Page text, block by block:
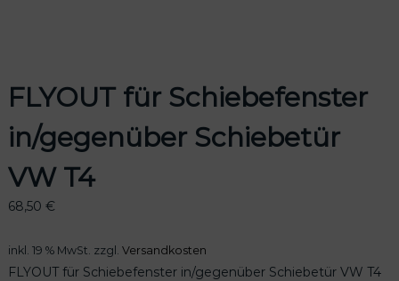
FLYOUT für Schiebefenster
in/gegenüber Schiebetür
VW T4
68,50 €
inkl. 19 % MwSt. zzgl. Versandkosten
FLYOUT für Schiebefenster in/gegenüber Schiebetür VW T4